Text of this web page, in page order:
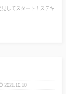
してスタート！ステキ
2021.10.10